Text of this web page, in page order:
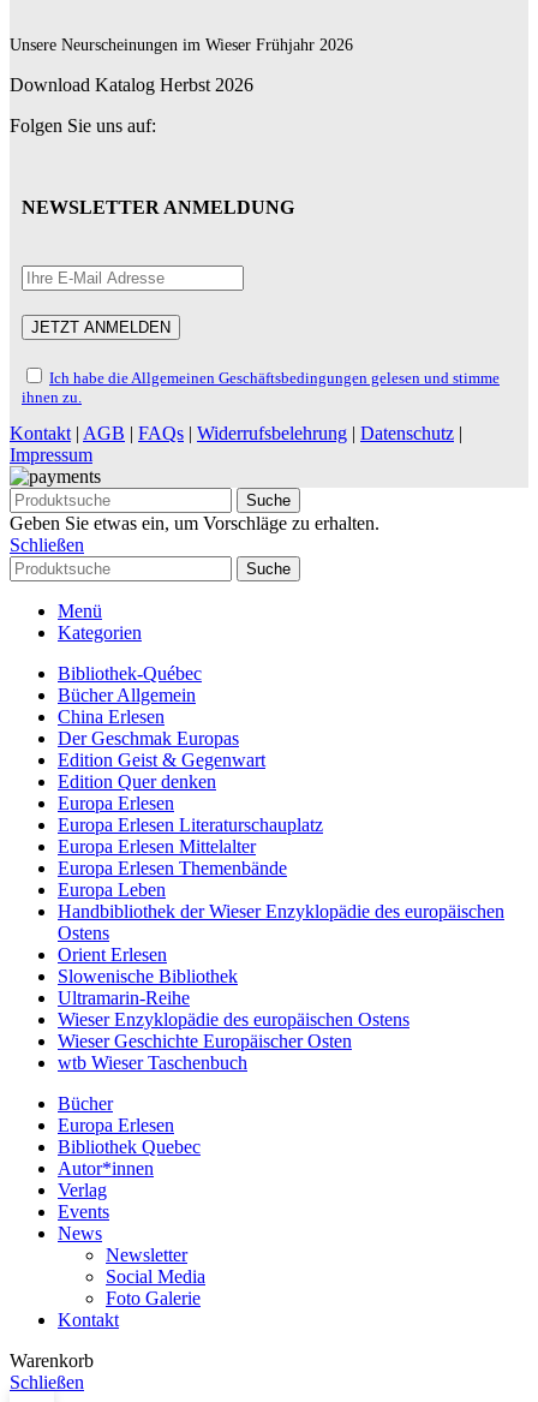
Unsere Neurscheinungen im Wieser Frühjahr 2026
Download Katalog Herbst 2026
Folgen Sie uns auf:
NEWSLETTER ANMELDUNG
Ich habe die Allgemeinen Geschäftsbedingungen gelesen und stimme
ihnen zu.
Kontakt| AGB FAQs Widerrufsbelehrung Datenschutz
Impressum
Suche
Geben Sie etwas ein, um Vorschläge zu erhalten.
Schließen
Suche
Menü
Kategorien
Bibliothek-Québec
Bücher Allgemein
China Erlesen
Der Geschmak Europas
Edition Geist & Gegenwart
Edition Quer denken
Europa Erlesen
Europa Erlesen Literaturschauplatz
Europa Erlesen Mittelalter
Europa Erlesen Themenbände
Europa Leben
Handbibliothek der Wieser Enzyklopädie des europäischen
Ostens
Orient Erlesen
Slowenische Bibliothek
Ultramarin-Reihe
Wieser Enzyklopädie des europäischen Ostens
Wieser Geschichte Europäischer Osten
wtb Wieser Taschenbuch
Bücher
Europa Erlesen
Bibliothek Quebec
Autor*innen
Verlag
Events
News
Newsletter
Social Media
Foto Galerie
Kontakt
Warenkorb
Schließen